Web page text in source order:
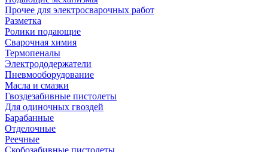
Прочее для электросварочных работ
Разметка
Ролики подающие
Сварочная химия
Термопеналы
Электрододержатели
Пневмооборудование
Масла и смазки
Гвоздезабивные пистолеты
Для одиночных гвоздей
Барабанные
Отделочные
Реечные
Скобозабивные пистолеты